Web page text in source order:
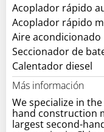
Acoplador rápido
Acoplador rápido
Aire acondicionado
Seccionador de
Calentador diesel
Más información
We specialize in
hand construction
largest second-